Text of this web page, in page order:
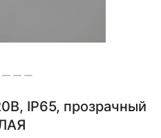
IP65, прозрачный